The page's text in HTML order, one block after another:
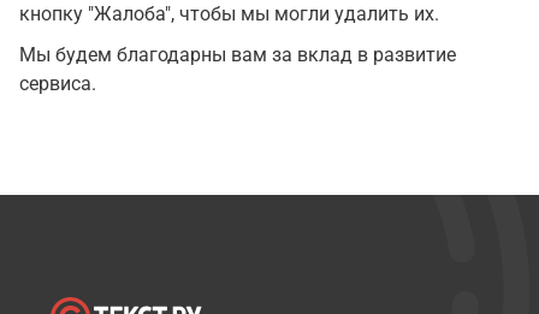
кнопку "Жалоба", чтобы мы могли удалить их.
Мы будем благодарны вам за вклад в развитие
сервиса.